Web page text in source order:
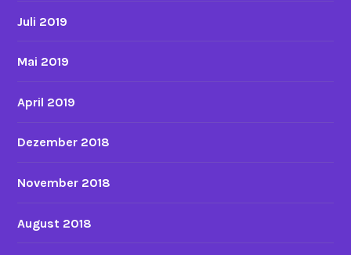
Juli 2019
Mai 2019
April 2019
Dezember 2018
November 2018
August 2018